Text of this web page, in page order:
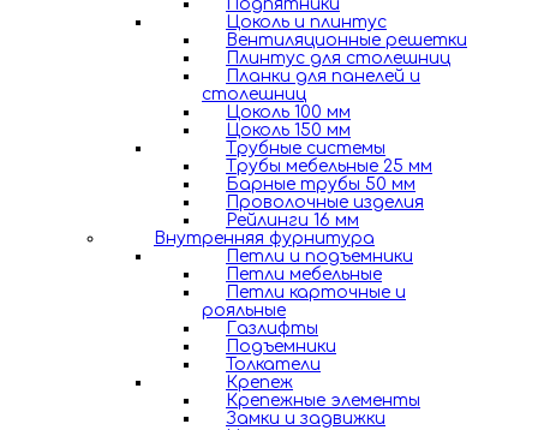
Подпятники
Цоколь и плинтус
Вентиляционные решетки
Плинтус для столешниц
Планки для панелей и
столешниц
Цоколь 100 мм
Цоколь 150 мм
Трубные системы
Трубы мебельные 25 мм
Барные трубы 50 мм
Проволочные изделия
Рейлинги 16 мм
Внутренняя фурнитура
Петли и подъемники
Петли мебельные
Петли карточные и
рояльные
Газлифты
Подъемники
Толкатели
Крепеж
Крепежные элементы
Замки и задвижки